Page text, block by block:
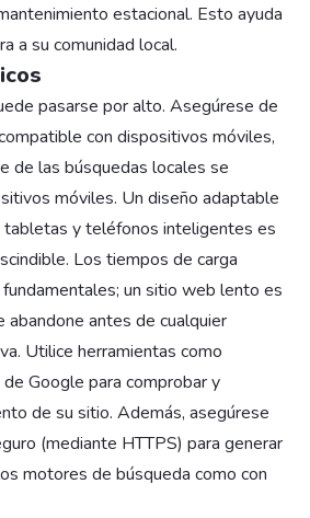
estacional. Esto ayuda
a su comunidad local.
pasarse por alto. Asegúrese de
con dispositivos móviles,
de las búsquedas locales se
móviles. Un diseño adaptable
tabletas y teléfonos inteligentes es
Los tiempos de carga
un sitio web lento es
abandone antes de cualquier
Utilice herramientas como
Google para comprobar y
de su sitio. Además, asegúrese
(mediante HTTPS) para generar
motores de búsqueda como con